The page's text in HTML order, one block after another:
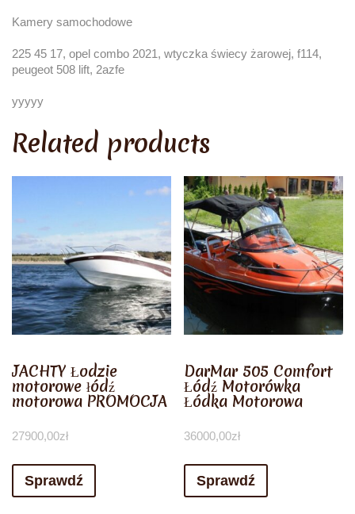
Kamery samochodowe
225 45 17, opel combo 2021, wtyczka świecy żarowej, f114,
peugeot 508 lift, 2azfe
yyyyy
Related products
JACHTY Łodzie
motorowe łódź
motorowa PROMOCJA
27900,00zł
Sprawdź
DarMar 505 Comfort
Łódź Motorówka
Łódka Motorowa
36000,00zł
Sprawdź